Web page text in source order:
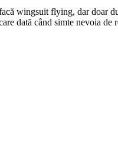
wingsuit flying, dar doar
dată când simte nevoia de